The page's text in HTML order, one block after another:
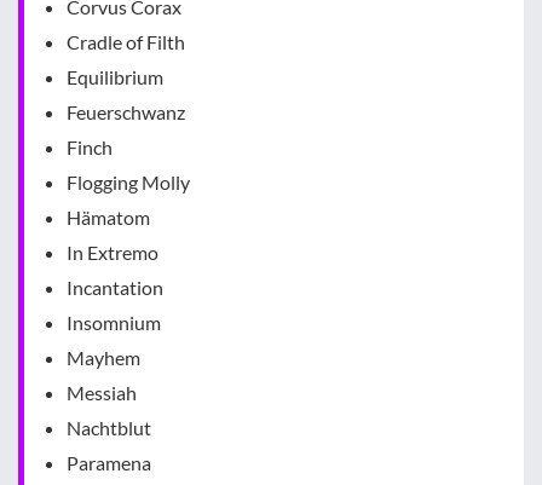
Corvus Corax
Cradle of Filth
Equilibrium
Feuerschwanz
Finch
Flogging Molly
Hämatom
In Extremo
Incantation
Insomnium
Mayhem
Messiah
Nachtblut
Paramena